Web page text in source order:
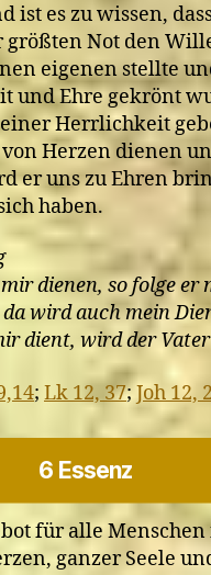
ist es zu wissen,
größten Not den
eigenen stellte
und Ehre gekrönt
Herrlichkeit
Herzen dienen
er uns zu Ehren
haben.
dienen, so folge er
wird auch mein
dient, wird der
; Lk 12, 37;Joh 12,
6 Essenz
für alle Menschen
ganzer Seele